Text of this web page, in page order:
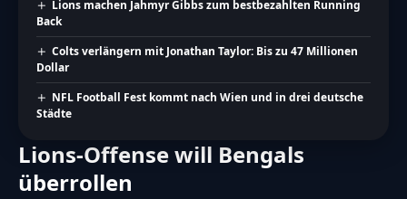
Lions machen Jahmyr Gibbs zum bestbezahlten Running
Back
Colts verlängern mit Jonathan Taylor: Bis zu 47 Millionen
Dollar
NFL Football Fest kommt nach Wien und in drei deutsche
Städte
Lions-Offense will Bengals
überrollen